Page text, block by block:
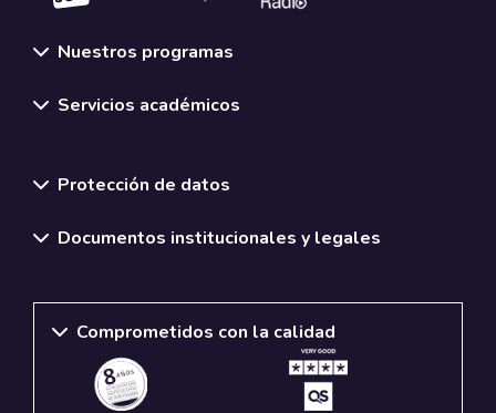
Nuestros programas
Servicios académicos
Protección de datos
Documentos institucionales y legales
Comprometidos con la calidad